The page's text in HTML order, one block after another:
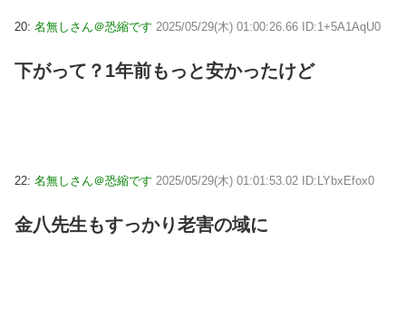
20: 名無しさん＠恐縮です 2025/05/29(木) 01:00:26.66 ID:1+5A1AqU0
下がって？1年前もっと安かったけど
22: 名無しさん＠恐縮です 2025/05/29(木) 01:01:53.02 ID:LYbxEfox0
金八先生もすっかり老害の域に